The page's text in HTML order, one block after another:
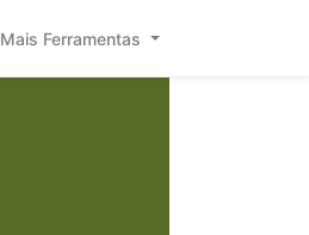
Mais Ferramentas